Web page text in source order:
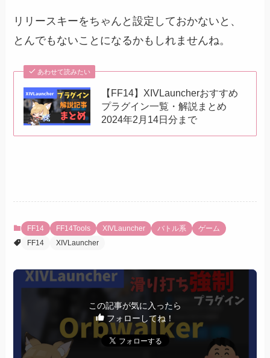
リリースキーをちゃんと設定しておかないと、
とんでもないことになるかもしれませんね。
あわせて読みたい
【FF14】XIVLauncherおすすめ
プラグイン一覧・解説まとめ
2024年2月14日分まで
FF14 FF14Tools XIVLauncher バトル系
ゲーム
FF14
XIVLauncher
この記事が気に入ったら
フォローしてね！